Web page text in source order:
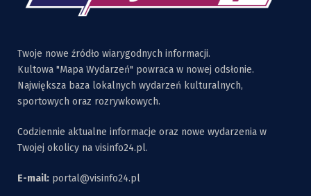
Twoje nowe źródło wiarygodnych informacji.
Kultowa "Mapa Wydarzeń" powraca w nowej odsłonie.
Największa baza lokalnych wydarzeń kulturalnych,
sportowych oraz rozrywkowych.
Codziennie aktualne informacje oraz nowe wydarzenia w
Twojej okolicy na visinfo24.pl.
E-mail: portal@visinfo24.pl